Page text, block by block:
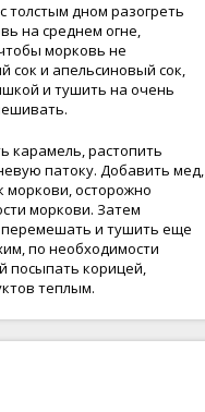
толстым дном разогреть
на среднем огне,
морковь не
сок и апельсиновый сок,
и тушить на очень
карамель, растопить
патоку. Добавить мед,
моркови, осторожно
моркови. Затем
перемешать и тушить еще
по необходимости
посыпать корицей,
теплым.